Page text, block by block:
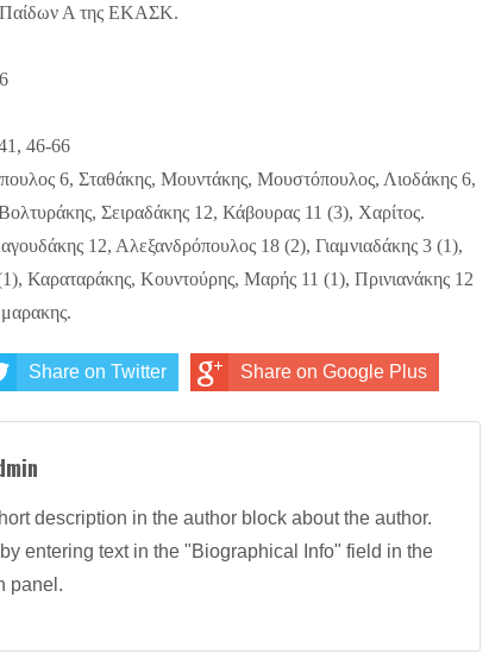
Παίδων Α της ΕΚΑΣΚ.
46-66
6, Σταθάκης, Μουντάκης, Μουστόπουλος, Λιοδάκης 6,
Σειραδάκης 12, Κάβουρας 11 (3), Χαρίτος.
12, Αλεξανδρόπουλος 18 (2), Γιαμνιαδάκης 3 (1),
Καραταράκης, Κουντούρης, Μαρής 11 (1), Πρινιανάκης 12
Share on Twitter Share on Google Plus
description in the author block about the author.
entering text in the "Biographical Info" field in the
panel.